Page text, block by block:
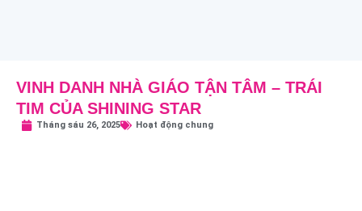
VINH DANH NHÀ GIÁO TẬN TÂM – TRÁI
TIM CỦA SHINING STAR
Tháng sáu 26, 2025 Hoạt động chung